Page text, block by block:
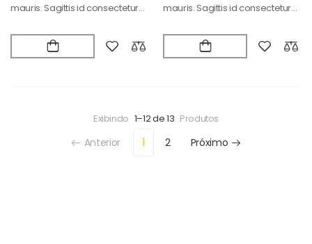
mauris. Sagittis id consectetur
mauris. Sagittis id consectetur
Exibindo 1–12 de 13 Produtos
Anterior 1 2 Próximo